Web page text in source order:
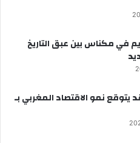
في مكناس بين عبق التاريخ
يتوقع نمو الاقتصاد المغربي بـ